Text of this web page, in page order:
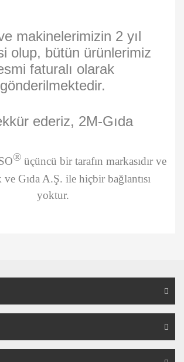
makinelerimizin 2 yıl
olup, bütün ürünlerimiz
faturalı olarak
gönderilmektedir.
ederiz, 2M-Gıda
®üçüncü bir tarafın markasıdır ve
Gıda A.Ş. ile hiçbir bağlantısı
yoktur.
hatalar bulunuyor.
sitelerden daha pahalı.